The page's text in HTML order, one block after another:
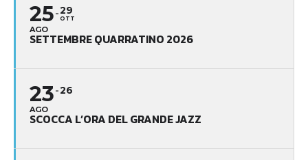
25
AGO
29
OTT
SETTEMBRE QUARRATINO 2026
23
AGO
26
SCOCCA L’ORA DEL GRANDE JAZZ